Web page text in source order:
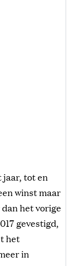
jaar, tot en
winst maar
het vorige
gevestigd,
het
in